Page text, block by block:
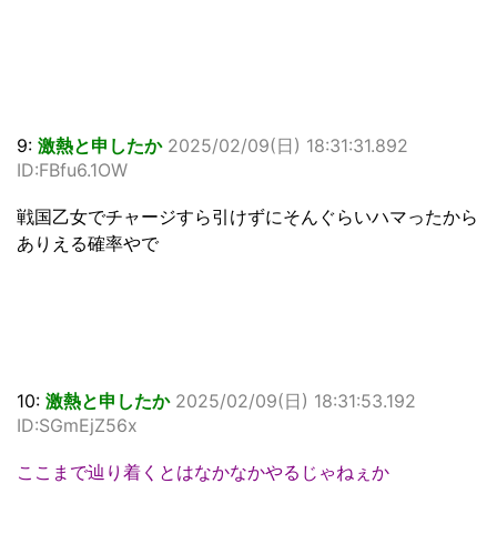
9: 激熱と申したか 2025/02/09(日) 18:31:31.892
ID:FBfu6.1OW
戦国乙女でチャージすら引けずにそんぐらいハマったから
ありえる確率やで
10: 激熱と申したか 2025/02/09(日) 18:31:53.192
ID:SGmEjZ56x
ここまで辿り着くとはなかなかやるじゃねぇか